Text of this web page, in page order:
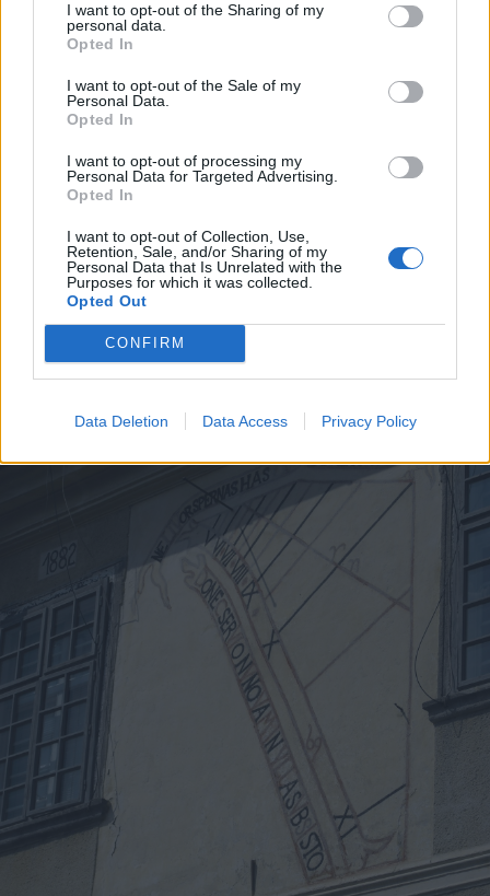
I want to opt-out of the Sharing of my
personal data.
Opted In
I want to opt-out of the Sale of my
Personal Data.
Opted In
I want to opt-out of processing my
Personal Data for Targeted Advertising.
Opted In
I want to opt-out of Collection, Use,
Retention, Sale, and/or Sharing of my
Personal Data that Is Unrelated with the
Purposes for which it was collected.
Opted Out
CONFIRM
Data Deletion Data Access Privacy Policy
ellen foglalt állást.
Romániában ez az arány 83,
Magyarországon 85 százalékot tett ki, és
az ottani válaszokból kiderült, hogy
minden második megkérdezettnek volt
már valamilyen konkrét kára a
mesterséges időeltolásból, és nagyjából
minden tizedik orvoshoz is fordult emiatt.